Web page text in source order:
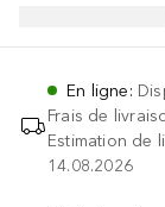
En ligne:
Frais de
Estimation de
14.08.2026